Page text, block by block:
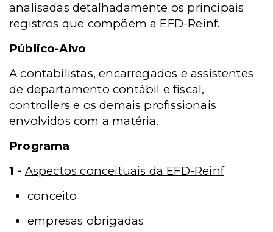
analisadas detalhadamente os principais
registros que compõem a EFD-Reinf.
Público-Alvo
A contabilistas, encarregados e assistentes
de departamento contábil e fiscal,
controllers e os demais profissionais
envolvidos com a matéria.
Programa
1 - Aspectos conceituais da EFD-Reinf
conceito
empresas obrigadas